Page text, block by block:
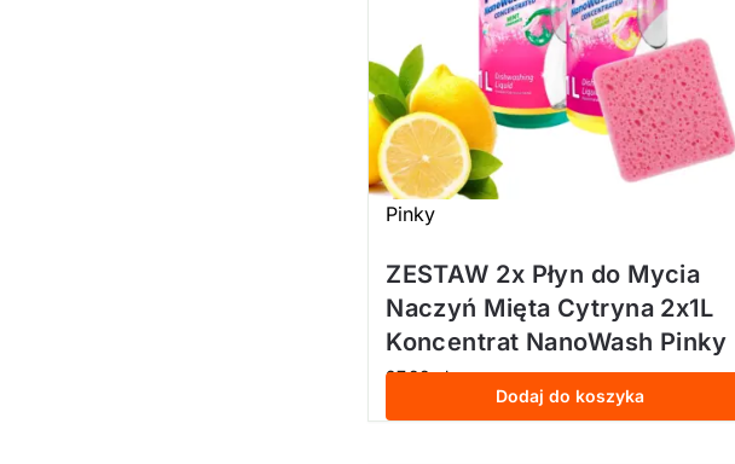
Pinky
ZESTAW 2x Płyn do Mycia
Naczyń Mięta Cytryna 2x1L
Koncentrat NanoWash Pinky
27,99zł
Dodaj do koszyka